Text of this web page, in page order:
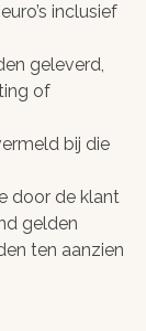
inclusief
geleverd,
of
bij die
door de klant
gelden
ten aanzien